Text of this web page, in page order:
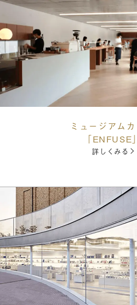
ミュージアムカ
「ENFUSE」
詳しくみる